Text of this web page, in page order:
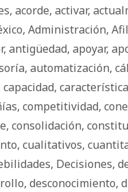
, acorde, activar,
, Administración,
, antigüedad, apoyar,
, automatización,
capacidad,
, competitividad,
, consolidación,
, cualitativos,
, Decisiones,
, desconocimiento,